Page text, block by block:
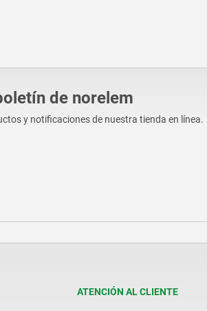
de norelem
y notificaciones de nuestra tienda en línea.
ATENCIÓN AL CLIENTE